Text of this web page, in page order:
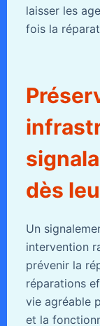
laisser les
fois la
dès
Un
intervention
prévenir la
réparations
vie agréable
et la